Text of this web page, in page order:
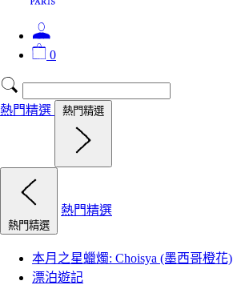
0
熱門精選 熱門精選
熱門精選
熱門精選
本月之星蠟燭: Choisya (墨西哥橙花)
漂泊遊記